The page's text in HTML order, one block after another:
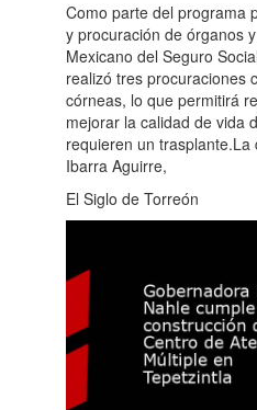
Como parte del programa
y procuración de órganos
Mexicano del Seguro
realizó tres procuraciones
córneas, lo que permitirá
mejorar la calidad de vida
requieren un
Ibarra Aguirre,
El Siglo de Torreón